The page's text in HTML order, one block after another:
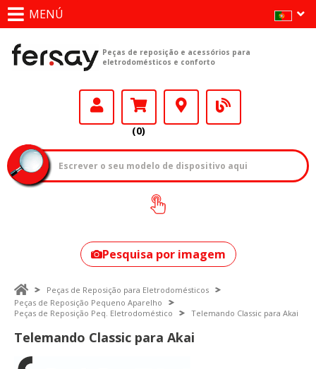
MENÚ
Peças de reposição e acessórios para
eletrodomésticos e conforto
(0)
Como encontrar
o seu modelo?
Pesquisa por imagem
Peças de Reposição para Eletrodomésticos
Peças de Reposição Pequeno Aparelho
Peças de Reposição Peq. Eletrodoméstico
Telemando Classic para Akai
Telemando Classic para Akai